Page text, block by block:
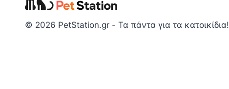
© 2026 PetStation.gr - Τα πάντα για τα κατοικίδια!